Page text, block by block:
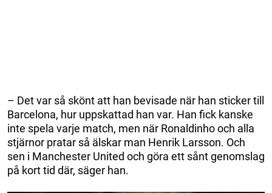
– Det var så skönt att han bevisade när han sticker till
Barcelona, hur uppskattad han var. Han fick kanske
inte spela varje match, men när Ronaldinho och alla
stjärnor pratar så älskar man Henrik Larsson. Och
sen i Manchester United och göra ett sånt genomslag
på kort tid där, säger han.